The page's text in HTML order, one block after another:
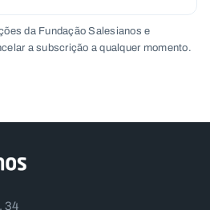
da Fundação Salesianos e
a subscrição a qualquer momento.
34